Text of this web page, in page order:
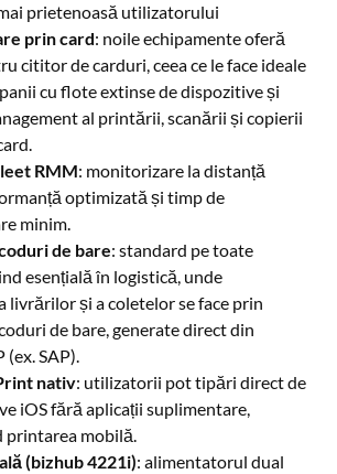
prietenoasă utilizatorului
prin card: noile echipamente oferă
cititor de carduri, ceea ce le face ideale
cu flote extinse de dispozitive și
al printării, scanării și copierii
RMM: monitorizare la distanță
optimizată și timp de
minim.
de bare: standard pe toate
esențială în logistică, unde
livrărilor și a coletelor se face prin
de bare, generate direct din
(ex. SAP).
nativ: utilizatorii pot tipări direct de
iOS fără aplicații suplimentare,
printarea mobilă.
(bizhub 4221i): alimentatorul dual